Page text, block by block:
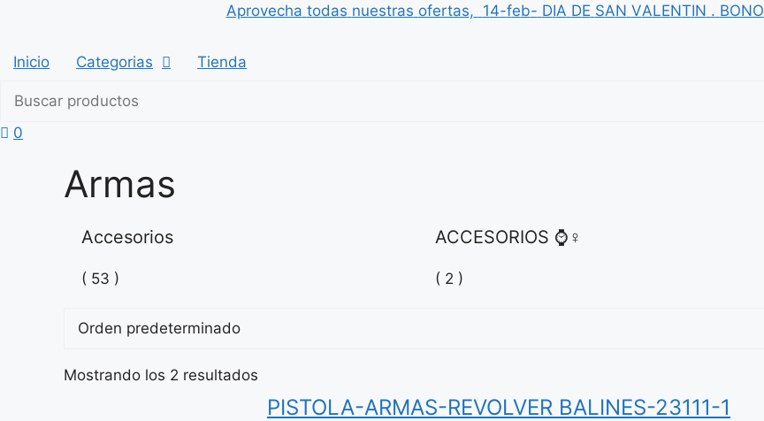
contenido
Aprovecha todas nuestras ofertas, 14-feb- DIA DE SAN VALENTIN . BONO
Inicio Categorias Tienda
0
Armas
Accesorios
( 53 )
ACCESORIOS ⌚♀
( 2 )
Mostrando los 2 resultados
PISTOLA-ARMAS-REVOLVER BALINES-23111-1